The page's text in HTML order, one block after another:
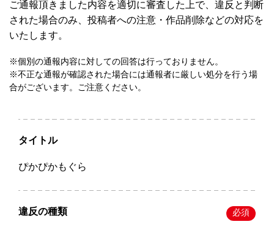
ご通報頂きました内容を適切に審査した上で、違反と判断
された場合のみ、投稿者への注意・作品削除などの対応を
いたします。
※個別の通報内容に対しての回答は行っておりません。
※不正な通報が確認された場合には通報者に厳しい処分を行う場
合がございます。ご注意ください。
タイトル
ぴかぴかもぐら
違反の種類 必須